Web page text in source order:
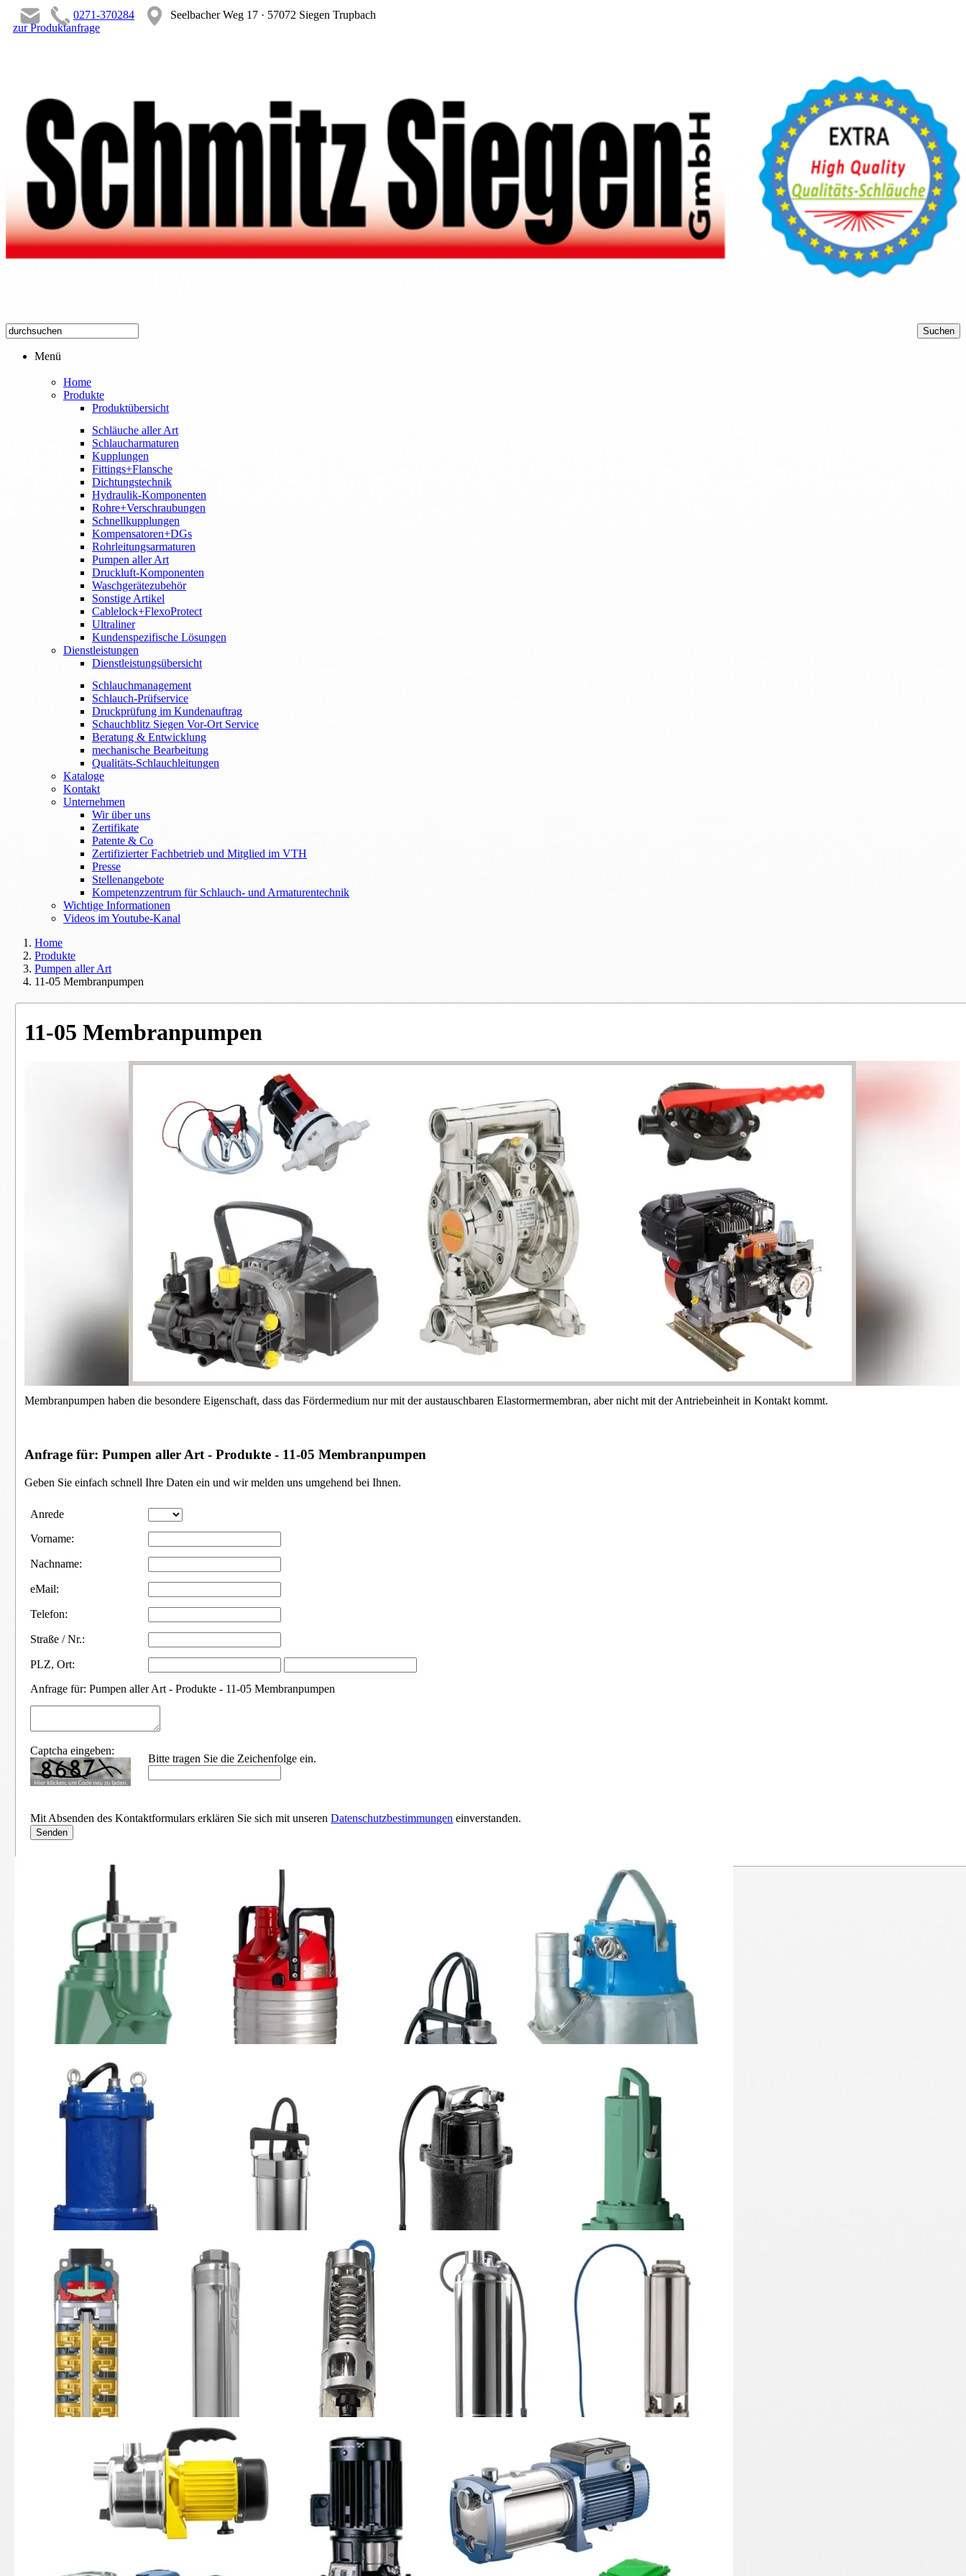
0271-370284
Seelbacher Weg 17 · 57072 Siegen Trupbach
zur Produktanfrage
Menü
Home
Produkte
Produktübersicht
Schläuche aller Art
Schlaucharmaturen
Kupplungen
Fittings+Flansche
Dichtungstechnik
Hydraulik-Komponenten
Rohre+Verschraubungen
Schnellkupplungen
Kompensatoren+DGs
Rohrleitungsarmaturen
Pumpen aller Art
Druckluft-Komponenten
Waschgerätezubehör
Sonstige Artikel
Cablelock+FlexoProtect
Ultraliner
Kundenspezifische Lösungen
Dienstleistungen
Dienstleistungsübersicht
Schlauchmanagement
Schlauch-Prüfservice
Druckprüfung im Kundenauftrag
Schauchblitz Siegen Vor-Ort Service
Beratung & Entwicklung
mechanische Bearbeitung
Qualitäts-Schlauchleitungen
Kataloge
Kontakt
Unternehmen
Wir über uns
Zertifikate
Patente & Co
Zertifizierter Fachbetrieb und Mitglied im VTH
Presse
Stellenangebote
Kompetenzzentrum für Schlauch- und Armaturentechnik
Wichtige Informationen
Videos im Youtube-Kanal
Home
Produkte
Pumpen aller Art
11-05 Membranpumpen
11-05 Membranpumpen
Membranpumpen haben die besondere Eigenschaft, dass das Fördermedium nur mit der austauschbaren Elastormermembran, aber nicht mit der Antriebeinheit in Kontakt kommt.
Anfrage für: Pumpen aller Art - Produkte - 11-05 Membranpumpen
Geben Sie einfach schnell Ihre Daten ein und wir melden uns umgehend bei Ihnen.
Anrede
Vorname:
Nachname:
eMail:
Telefon:
Straße / Nr.:
PLZ,Ort:
Anfrage für: Pumpen aller Art - Produkte - 11-05 Membranpumpen
Captcha eingeben:
Bitte tragen Sie die Zeichenfolge ein.
Mit Absenden des Kontaktformulars erklären Sie sich mit unserenDatenschutzbestimmungen einverstanden.
Anfrageformular
Weitere Produkte aus dieser Rubrik
11-01 Schmutzwasser-Tauchpumpen
11-02 Fäkal-Tauchpumpen
11-03 Brunnen-Tauchpumpen
11-04 Klarwasser-Kreiselpumpen